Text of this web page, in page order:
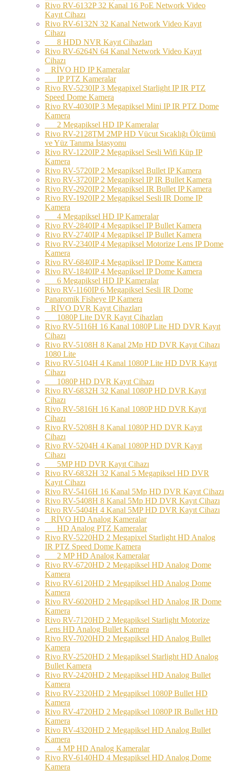
Rivo RV-6132P 32 Kanal 16 PoE Network Video
Kayıt Cihazı
Rivo RV-6132N 32 Kanal Network Video Kayıt
Cihazı
8 HDD NVR Kayıt Cihazları
Rivo RV-6264N 64 Kanal Network Video Kayıt
Cihazı
RİVO HD IP Kameralar
IP PTZ Kameralar
Rivo RV-5230IP 3 Megapixel Starlight IP IR PTZ
Speed Dome Kamera
Rivo RV-4030IP 3 Megapiksel Mini IP IR PTZ Dome
Kamera
2 Megapiksel HD IP Kameralar
Rivo RV-2128TM 2MP HD Vücut Sıcaklığı Ölçümü
ve Yüz Tanıma İstasyonu
Rivo RV-1220IP 2 Megapiksel Sesli Wifi Küp IP
Kamera
Rivo RV-5720IP 2 Megapiksel Bullet IP Kamera
Rivo RV-3720IP 2 Megapiksel IP IR Bullet Kamera
Rivo RV-2920IP 2 Megapiksel IR Bullet IP Kamera
Rivo RV-1920IP 2 Megapiksel Sesli IR Dome IP
Kamera
4 Megapiksel HD IP Kameralar
Rivo RV-2840IP 4 Megapiksel IP Bullet Kamera
Rivo RV-2740IP 4 Megapiksel IP Bullet Kamera
Rivo RV-2340IP 4 Megapiksel Motorize Lens IP Dome
Kamera
Rivo RV-6840IP 4 Megapiksel IP Dome Kamera
Rivo RV-1840IP 4 Megapiksel IP Dome Kamera
6 Megapiksel HD IP Kameralar
Rivo RV-1160IP 6 Megapiksel Sesli IR Dome
Panaromik Fisheye IP Kamera
RİVO DVR Kayıt Cihazları
1080P Lite DVR Kayıt Cihazları
Rivo RV-5116H 16 Kanal 1080P Lite HD DVR Kayıt
Cihazı
Rivo RV-5108H 8 Kanal 2Mp HD DVR Kayıt Cihazı
1080 Lite
Rivo RV-5104H 4 Kanal 1080P Lite HD DVR Kayıt
Cihazı
1080P HD DVR Kayıt Cihazı
Rivo RV-6832H 32 Kanal 1080P HD DVR Kayıt
Cihazı
Rivo RV-5816H 16 Kanal 1080P HD DVR Kayıt
Cihazı
Rivo RV-5208H 8 Kanal 1080P HD DVR Kayıt
Cihazı
Rivo RV-5204H 4 Kanal 1080P HD DVR Kayıt
Cihazı
5MP HD DVR Kayıt Cihazı
Rivo RV-6832H 32 Kanal 5 Megapiksel HD DVR
Kayıt Cihazı
Rivo RV-5416H 16 Kanal 5Mp HD DVR Kayıt Cihazı
Rivo RV-5408H 8 Kanal 5Mp HD DVR Kayıt Cihazı
Rivo RV-5404H 4 Kanal 5MP HD DVR Kayıt Cihazı
RİVO HD Analog Kameralar
HD Analog PTZ Kameralar
Rivo RV-5220HD 2 Megapixel Starlight HD Analog
IR PTZ Speed Dome Kamera
2 MP HD Analog Kameralar
Rivo RV-6720HD 2 Megapiksel HD Analog Dome
Kamera
Rivo RV-6120HD 2 Megapiksel HD Analog Dome
Kamera
Rivo RV-6020HD 2 Megapiksel HD Analog IR Dome
Kamera
Rivo RV-7120HD 2 Megapiksel Starlight Motorize
Lens HD Analog Bullet Kamera
Rivo RV-7020HD 2 Megapiksel HD Analog Bullet
Kamera
Rivo RV-2520HD 2 Megapiksel Starlight HD Analog
Bullet Kamera
Rivo RV-2420HD 2 Megapiksel HD Analog Bullet
Kamera
Rivo RV-2320HD 2 Megapiksel 1080P Bullet HD
Kamera
Rivo RV-4720HD 2 Megapiksel 1080P IR Bullet HD
Kamera
Rivo RV-4320HD 2 Megapiksel HD Analog Bullet
Kamera
4 MP HD Analog Kameralar
Rivo RV-6140HD 4 Megapiksel HD Analog Dome
Kamera